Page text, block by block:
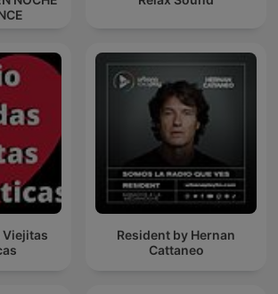
Viejitas
Resident by Hernan
Cattaneo